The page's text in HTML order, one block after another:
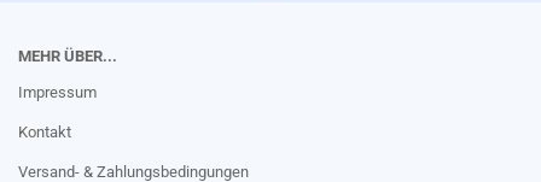
MEHR ÜBER...
Impressum
Kontakt
Versand- & Zahlungsbedingungen